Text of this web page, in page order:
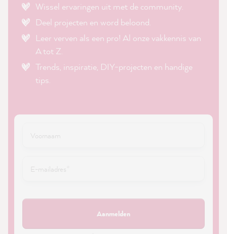
Wissel ervaringen uit met de community.
Deel projecten en word beloond.
Leer verven als een pro! Al onze vakkennis van
A tot Z.
Trends, inspiratie, DIY-projecten en handige
tips.
Aanmelden